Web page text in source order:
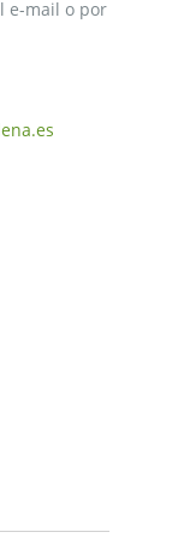
e-mail o por